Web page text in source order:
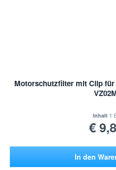
Motorschutzfilter mit Clip für
Inhalt 1
€
In den